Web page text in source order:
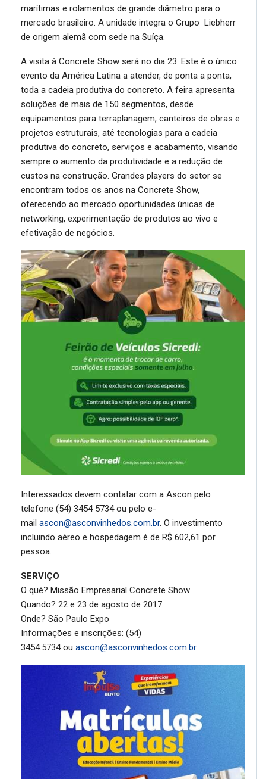
marítimas e rolamentos de grande diâmetro para o
mercado brasileiro. A unidade integra o Grupo Liebherr
de origem alemã com sede na Suíça.
A visita à Concrete Show será no dia 23. Este é o único
evento da América Latina a atender, de ponta a ponta,
toda a cadeia produtiva do concreto. A feira apresenta
soluções de mais de 150 segmentos, desde
equipamentos para terraplanagem, canteiros de obras e
projetos estruturais, até tecnologias para a cadeia
produtiva do concreto, serviços e acabamento, visando
sempre o aumento da produtividade e a redução de
custos na construção. Grandes players do setor se
encontram todos os anos na Concrete Show,
oferecendo ao mercado oportunidades únicas de
networking, experimentação de produtos ao vivo e
efetivação de negócios.
Interessados devem contatar com a Ascon pelo
telefone (54) 3454 5734 ou pelo e-
mail ascon@asconvinhedos.com.br. O investimento
incluindo aéreo e hospedagem é de R$ 602,61 por
pessoa.
SERVIÇO
O quê? Missão Empresarial Concrete Show
Quando? 22 e 23 de agosto de 2017
Onde? São Paulo Expo
Informações e inscrições: (54)
3454.5734 ou ascon@asconvinhedos.com.br